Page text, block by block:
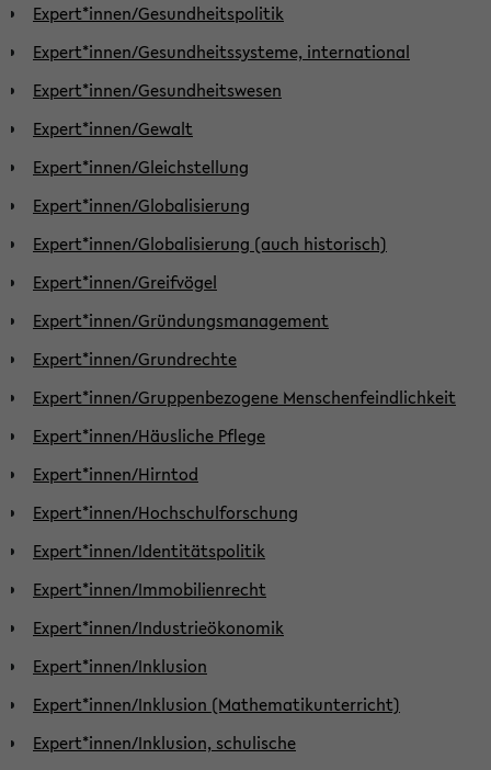
Expert*innen/Gesundheitspolitik
Expert*innen/Gesundheitssysteme, international
Expert*innen/Gesundheitswesen
Expert*innen/Gewalt
Expert*innen/Gleichstellung
Expert*innen/Globalisierung
Expert*innen/Globalisierung (auch historisch)
Expert*innen/Greifvögel
Expert*innen/Gründungsmanagement
Expert*innen/Grundrechte
Expert*innen/Gruppenbezogene Menschenfeindlichkeit
Expert*innen/Häusliche Pflege
Expert*innen/Hirntod
Expert*innen/Hochschulforschung
Expert*innen/Identitätspolitik
Expert*innen/Immobilienrecht
Expert*innen/Industrieökonomik
Expert*innen/Inklusion
Expert*innen/Inklusion (Mathematikunterricht)
Expert*innen/Inklusion, schulische